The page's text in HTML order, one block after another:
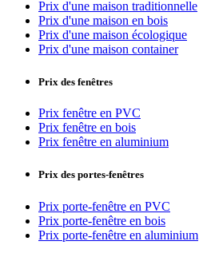
Prix d'une maison traditionnelle
Prix d'une maison en bois
Prix d'une maison écologique
Prix d'une maison container
Prix des fenêtres
Prix fenêtre en PVC
Prix fenêtre en bois
Prix fenêtre en aluminium
Prix des portes-fenêtres
Prix porte-fenêtre en PVC
Prix porte-fenêtre en bois
Prix porte-fenêtre en aluminium